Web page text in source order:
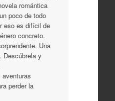
romántica
poco de todo
eso es difícil de
concreto.
Una
Descúbrela y
perder la